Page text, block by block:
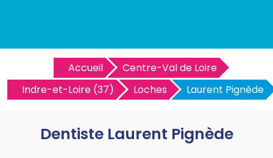
Accueil
Centre-Val de Loire
Indre-et-Loire (37)
Loches Laurent Pignède
Dentiste Laurent Pignède